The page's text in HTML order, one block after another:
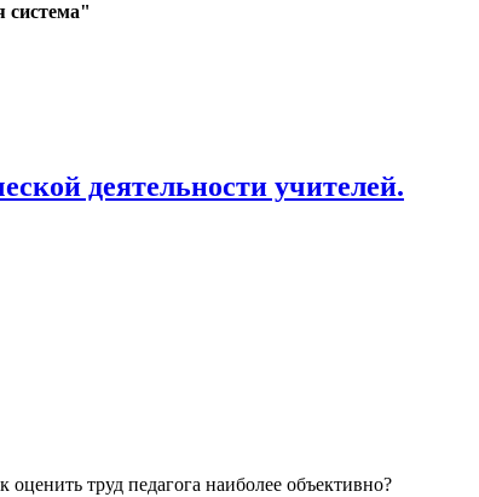
деятельности учителей.
оценить труд педагога наиболее объективно?